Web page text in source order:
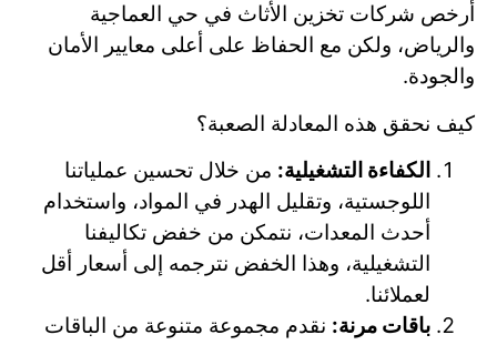
أرخص شركات تخزين الأثاث في حي العماجية
والرياض، ولكن مع الحفاظ على أعلى معايير الأمان
والجودة.
كيف نحقق هذه المعادلة الصعبة؟
الكفاءة التشغيلية: من خلال تحسين عملياتنا
اللوجستية، وتقليل الهدر في المواد، واستخدام
أحدث المعدات، نتمكن من خفض تكاليفنا
التشغيلية، وهذا الخفض نترجمه إلى أسعار أقل
لعملائنا.
باقات مرنة: نقدم مجموعة متنوعة من الباقات